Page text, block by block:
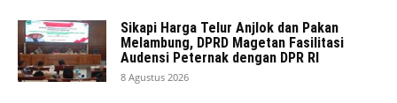
Sikapi Harga Telur Anjlok dan Pakan
Melambung, DPRD Magetan Fasilitasi
Audensi Peternak dengan DPR RI
8 Agustus 2026